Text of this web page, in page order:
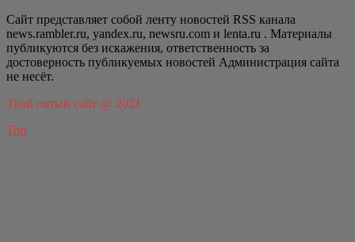
Сайт представляет собой ленту новостей RSS канала
news.rambler.ru, yandex.ru, newsru.com и lenta.ru . Материалы
публикуются без искажения, ответственность за
достоверность публикуемых новостей Администрация сайта
не несёт.
Твой пятый сайт @ 2021
Top